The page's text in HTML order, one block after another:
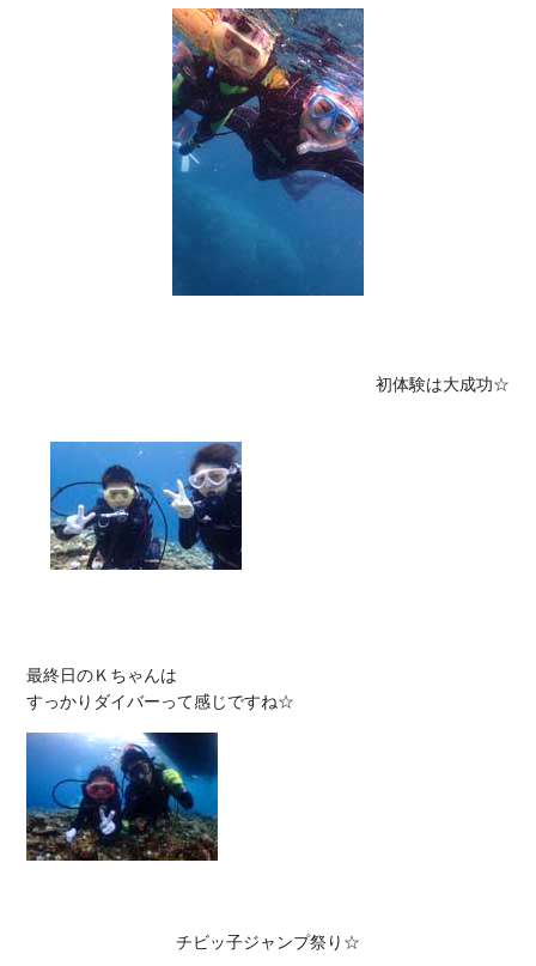
初体験は大成功☆
最終日のＫちゃんは
チビッ子ジャンプ祭り☆